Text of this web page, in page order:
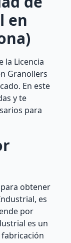
en
la Licencia
Granollers
En este
y te
para
obtener
es
por
es un